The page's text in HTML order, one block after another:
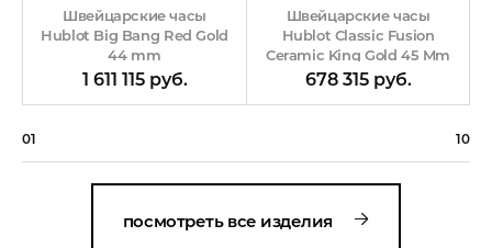
Швейцарские часы
Hublot Big Bang Red Gold
44 mm
1 611 115 руб.
Швейцарские часы
Hublot Classic Fusion
Ceramic King Gold 45 Mm
678 315 руб.
01 10
посмотреть все изделия